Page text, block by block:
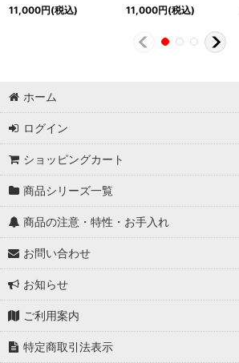
11,000円(税込)
11,000円(税込)
ホーム
ログイン
ショッピングカート
商品シリーズ一覧
商品の注意・特性・お手入れ
お問い合わせ
お知らせ
ご利用案内
特定商取引法表示